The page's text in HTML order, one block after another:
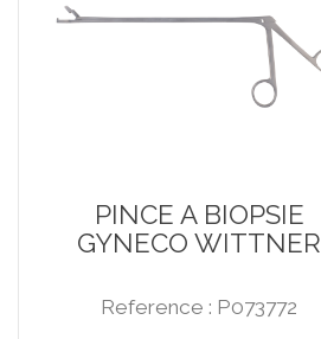
PINCE A BIOPSIE
GYNECO WITTNER
Reference : P073772